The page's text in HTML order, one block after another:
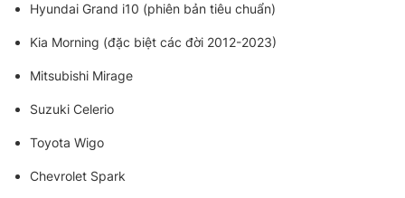
Hyundai Grand i10 (phiên bản tiêu chuẩn)
Kia Morning (đặc biệt các đời 2012-2023)
Mitsubishi Mirage
Suzuki Celerio
Toyota Wigo
Chevrolet Spark